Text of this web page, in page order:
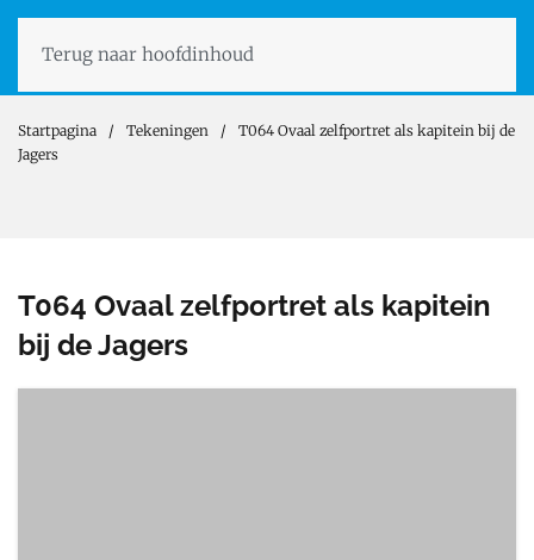
Terug naar hoofdinhoud
Startpagina Tekeningen
T064 Ovaal zelfportret als kapitein bij de
Jagers
T064 Ovaal zelfportret als kapitein
bij de Jagers